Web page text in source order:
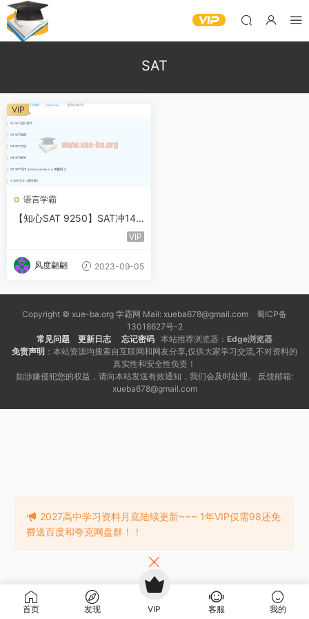
SAT
语言学霸
【知心SAT 9250】SAT冲145
VIP
风度翩翩 2023-09-05
VIP
Copyright © xue-ba.org 学霸网 Mail: xueba678@gmail.com 蜀ICP备
13018627号-2
常见问题
更新日志 忘记密码 本站推荐浏览器： Edge浏览器
免责声明 ：本站资源均搜索自互联网和网友分享,仅供大家学习交流,不对资料的
真实性和安全性负责！
如涉嫌侵犯您的权益，请向本站发送有效通知，我们会及时处理。 反馈邮箱:
xueba678@gmail.com
首页 发现 VIP 客服 我的
2027高中学习资料月底陆续更新~~~ 1年VIP仅需98还免
费送百度和夸克网盘群！！